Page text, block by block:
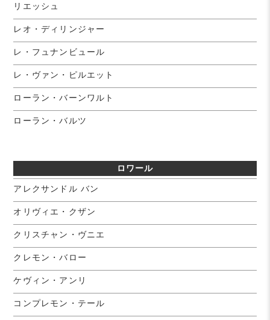
リエッシュ
レオ・ディリンジャー
レ・フュナンビュール
レ・ヴァン・ピルエット
ローラン・バーンワルト
ローラン・バルツ
ロワール
アレクサンドル バン
オリヴィエ・クザン
クリスチャン・ヴニエ
クレモン・バロー
ケヴィン・アンリ
コンプレモン・テール